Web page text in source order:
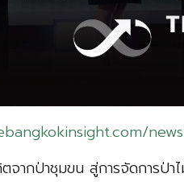
จากป่าชุมขน สู่การจัดการ